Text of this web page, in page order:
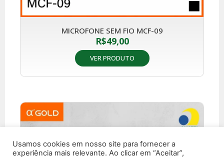
MICROFONE SEM FIO MCF-09
R$49,00
VER PRODUTO
Usamos cookies em nosso site para fornecer a
experiência mais relevante. Ao clicar em “Aceitar”,